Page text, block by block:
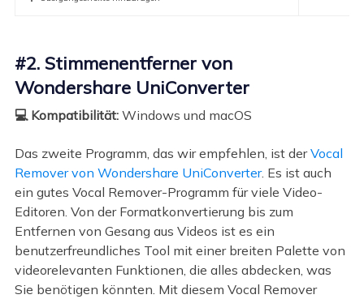
#2. Stimmenentferner von
Wondershare UniConverter
💻 Kompatibilität:Windows und macOS
Das zweite Programm, das wir empfehlen, ist derVocal
Remover von Wondershare UniConverter. Es ist auch
ein gutes Vocal Remover-Programm für viele Video-
Editoren. Von der Formatkonvertierung bis zum
Entfernen von Gesang aus Videos ist es ein
benutzerfreundliches Tool mit einer breiten Palette von
videorelevanten Funktionen, die alles abdecken, was
Sie benötigen könnten. Mit diesem Vocal Remover